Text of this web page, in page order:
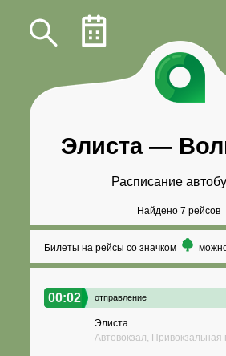
Элиста—
Расписание
Найдено 7 рейсов
Билеты на рейсы со значком
00:02 отправление
Элиста
Автовокзал, Привокзальная